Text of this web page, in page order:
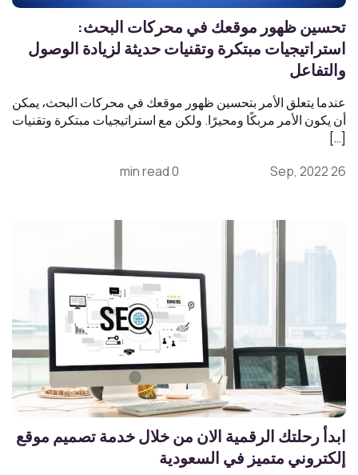
تحسين ظهور موقعك في محركات البحث:
استراتيجيات مبتكرة وتقنيات حديثة لزيادة الوصول
والتفاعل
عندما يتعلق الأمر بتحسين ظهور موقعك في محركات البحث، يمكن
أن يكون الأمر مربكًا ومحيرًا. ولكن مع استراتيجيات مبتكرة وتقنيات
[…]
26 Sep, 2022
0 min read
ابدأ رحلتك الرقمية الان من خلال خدمة تصميم موقع
إلكتروني متميز في السعودية